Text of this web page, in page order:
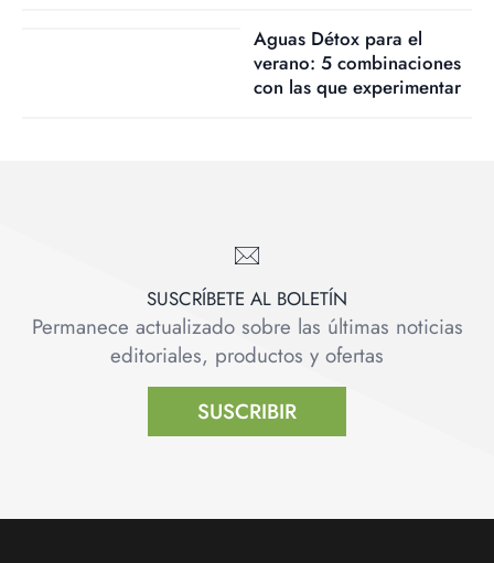
Aguas Détox para el
verano: 5 combinaciones
con las que experimentar
SUSCRÍBETE AL BOLETÍN
Permanece actualizado sobre las últimas noticias
editoriales, productos y ofertas
SUSCRIBIR